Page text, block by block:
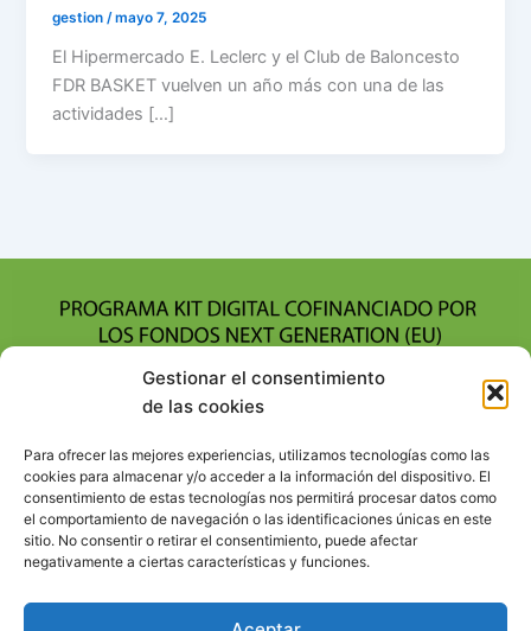
Gestionar el consentimiento
de las cookies
Para ofrecer las mejores experiencias, utilizamos tecnologías como las
cookies para almacenar y/o acceder a la información del dispositivo. El
consentimiento de estas tecnologías nos permitirá procesar datos como
el comportamiento de navegación o las identificaciones únicas en este
sitio. No consentir o retirar el consentimiento, puede afectar
negativamente a ciertas características y funciones.
gestion/mayo 7, 2025
El Hipermercado E. Leclerc y el Club de Baloncesto
FDR BASKET vuelven un año más con una de las
actividades […]